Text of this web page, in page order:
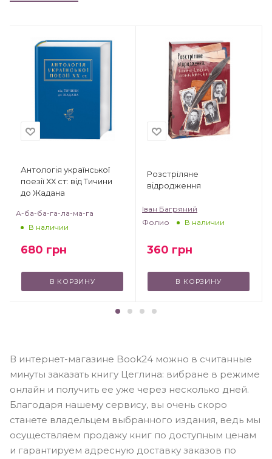
Антологія української
поезії ХХ ст: від Тичини
до Жадана
А-ба-ба-га-ла-ма-га
В наличии
680 грн
В КОРЗИНУ
Розстріляне
відродження
Іван Багряний
Фолио
В наличии
360 грн
В КОРЗИНУ
В интернет-магазине Book24 можно в считанные
минуты заказать книгу Цеглина: вибране в режиме
онлайн и получить ее уже через несколько дней.
Благодаря нашему сервису, вы очень скоро
станете владельцем выбранного издания, ведь мы
осуществляем продажу книг по доступным ценам
и гарантируем адресную доставку заказов по